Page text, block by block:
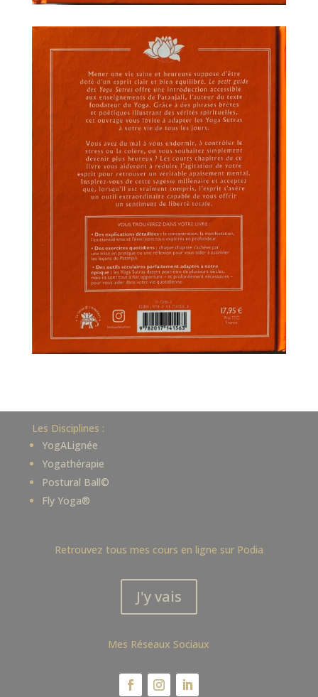
Les Disciplines :
YogALignée
Yogathérapie
Postural Ball©
Fly Yoga®
Retrouvez tous mes cours en ligne sur Podia
J'y vais
Mes Réseaux Sociaux